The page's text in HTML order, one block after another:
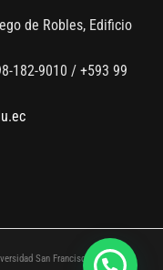
de Robles, Edificio
182-9010 / +593 99
San Francisco de Quito